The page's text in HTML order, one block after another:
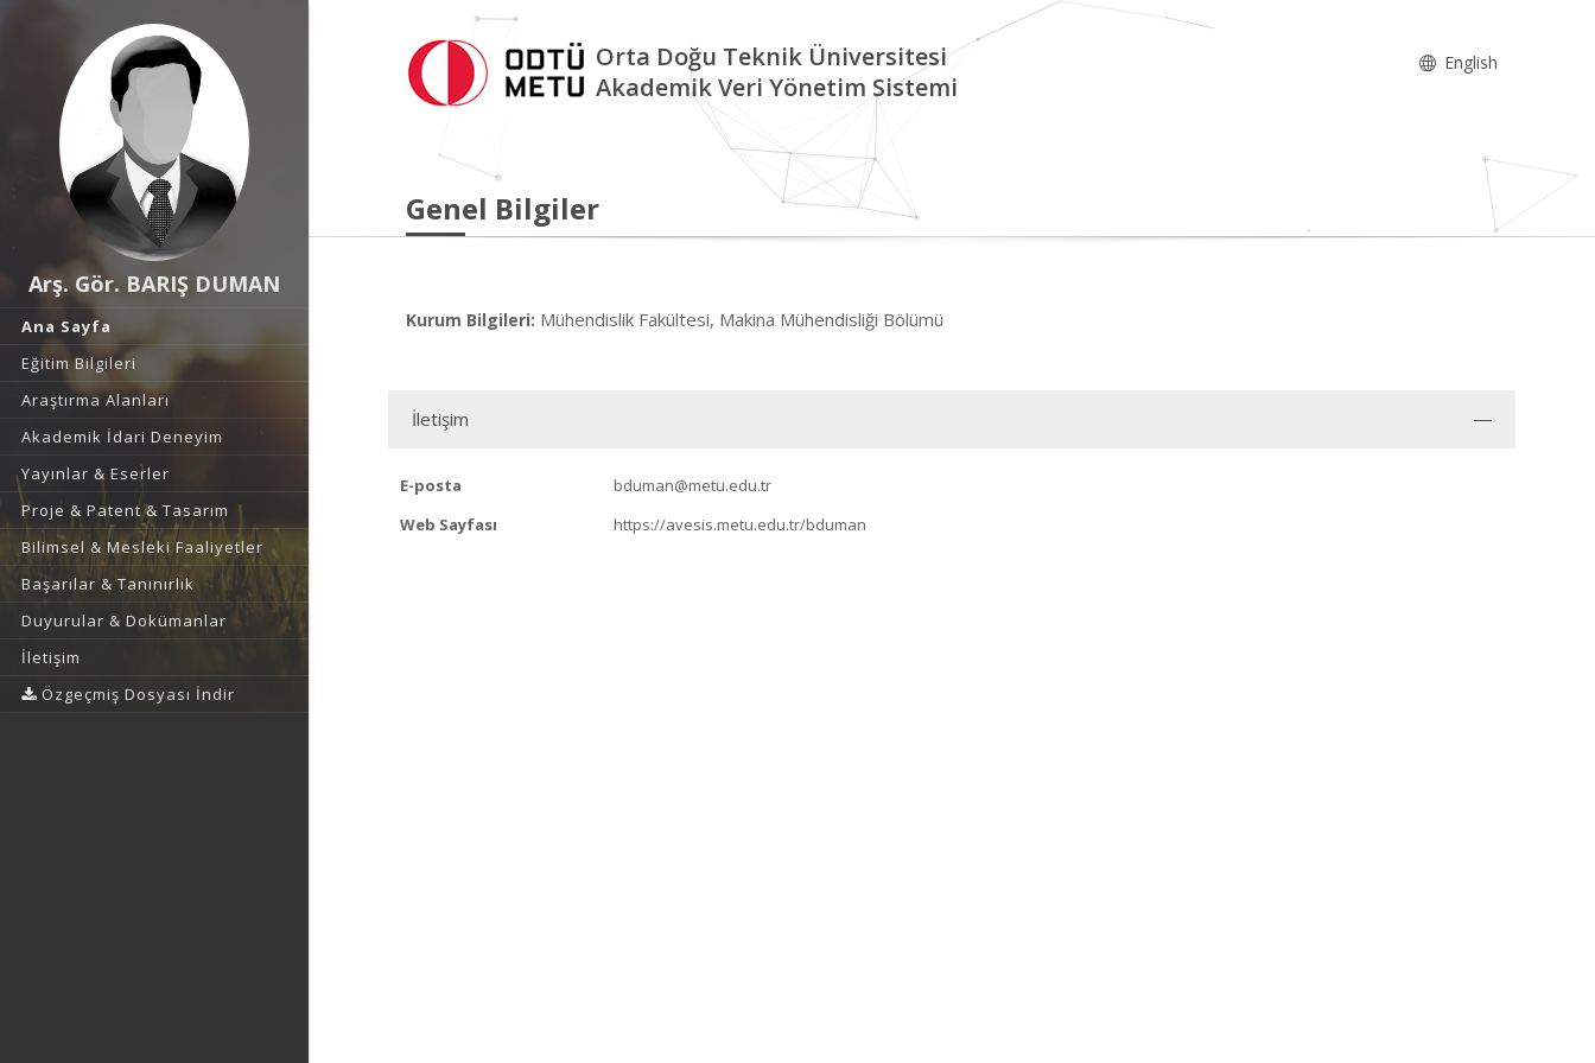
Arş. Gör. BARIŞ DUMAN
Ana Sayfa
Eğitim Bilgileri
Araştırma Alanları
Akademik İdari Deneyim
Yayınlar & Eserler
Proje & Patent & Tasarım
Bilimsel & Mesleki Faaliyetler
Başarılar & Tanınırlık
Duyurular & Dokümanlar
İletişim
Özgeçmiş Dosyası İndir
Orta Doğu Teknik Üniversitesi
Akademik Veri Yönetim Sistemi
English
Genel Bilgiler
Kurum Bilgileri: Mühendislik Fakültesi, Makina Mühendisliği Bölümü
İletişim
E-posta
bduman@metu.edu.tr
Web Sayfası
https://avesis.metu.edu.tr/bduman